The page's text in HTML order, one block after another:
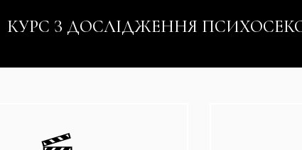
КУРС З ДОСЛІДЖЕННЯ